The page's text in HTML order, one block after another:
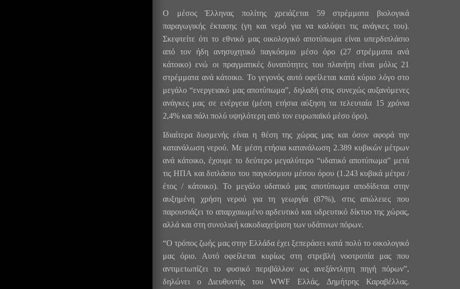
Ο μέσος Έλληνας πολίτης χρειάζεται 59 στρέμματα βιολογικά
παραγωγικής έκτασης (γη και νερό για να καλύψει τις ανάγκες του).
Σκεφτείτε ότι το εθνικό μας οικολογικό αποτύπωμα είναι υπερδιπλάσιο
από τον ήδη ανησυχητικό παγκόσμιο μέσο όρο (27 στρέμματα ανά
κάτοικο) ενώ οι πραγματικές δυνατότητες του πλανήτη είναι μόλις 21
στρέμματα ανά κάτοικο. To γεγονός αυτό οφείλεται κατά κύριο λόγο στο
μεγάλο “ενεργειακό μας αποτύπωμα”, δηλαδή στις συνεχώς αυξανόμενες
ανάγκες μας σε ενέργεια (μέση ετήσια αύξηση τα τελευταία 15 χρόνια
2,4% και πάλι πολύ υψηλότερη από τον ευρωπαϊκό μέσο όρο).
Ιδιαίτερα δυσμενής είναι η θέση της χώρας μας και όσον αφορά την
κατανάλωση νερού. Με μέση ετήσια κατανάλωση 2.389 κυβικών μέτρων
ανά κάτοικο, έχουμε το δεύτερο μεγαλύτερο “υδατικό αποτύπωμα” μετά
τις ΗΠΑ και διπλάσιο του παγκόσμιου μέσου όρου (1.243 κυβικά μέτρα /
έτος / κάτοικο). To μεγάλο υδατικό μας αποτύπωμα αποδίδεται στην
αυξημένη χρήση νερού για τη γεωργία (87%), στις απώλειες που
παρουσιάζει το απαρχαιωμένο αρδευτικό και υδρευτικό δίκτυο της χώρας,
αλλά και στη συνολική κακοδιαχείριση των υδάτινων πόρων.
“Ο τρόπος ζωής μας στην Ελλάδα έχει ξεπεράσει κατά πολύ το οικολογικό
μας όριο. Αυτό οφείλεται κυρίως στη στρεβλή νοοτροπία μας που
αντιμετωπίζει το φυσικό περιβάλλον ως ανεξάντλητη πηγή πόρων”,
δηλώνει ο Διευθυντής του WWF Ελλάς, Δημήτρης Καραβέλλας.